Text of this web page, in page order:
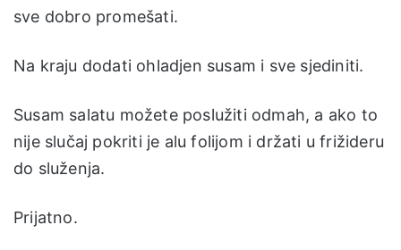
sve dobro promešati.
Na kraju dodati ohladjen susam i sve sjediniti.
Susam salatu možete poslužiti odmah, a ako to
nije slučaj pokriti je alu folijom i držati u frižideru
do služenja.
Prijatno.